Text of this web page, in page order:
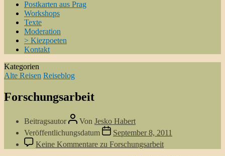
Postkarten aus Prag
Workshops
Texte
Moderation
> Kiezpoeten
Kontakt
Kategorien
Alte Reisen Reiseblog
Forschungsarbeit
Beitragsautor Von Jesko Habert
Veröffentlichungsdatum
September 8, 2011
Keine Kommentare zu Forschungsarbeit